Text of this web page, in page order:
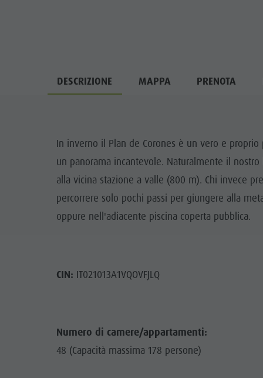
DESCRIZIONE MAPPA PRENOTA
In inverno il Plan de Corones è un vero e
un panorama incantevole. Naturalmente il
alla vicina stazione a valle (800 m). Chi invece
percorrere solo pochi passi per giungere alla
oppure nell'adiacente piscina coperta pubblica.
CIN: IT021013A1VQOVFJLQ
Numero di camere/appartamenti:
48 (Capacità massima 178 persone)